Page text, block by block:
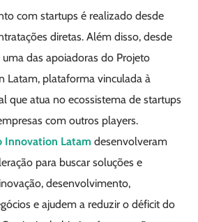
com startups é realizado desde
diretas. Além disso, desde
das apoiadoras do Projeto
Latam, plataforma vinculada à
que atua no ecossistema de startups
com outros players.
Innovation Latam desenvolveram
para buscar soluções e
desenvolvimento,
e ajudem a reduzir o déficit do